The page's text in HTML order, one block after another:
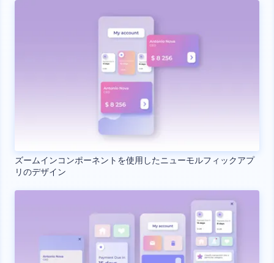
ズームインコンポーネントを使用したニューモルフィックアプ
リのデザイン